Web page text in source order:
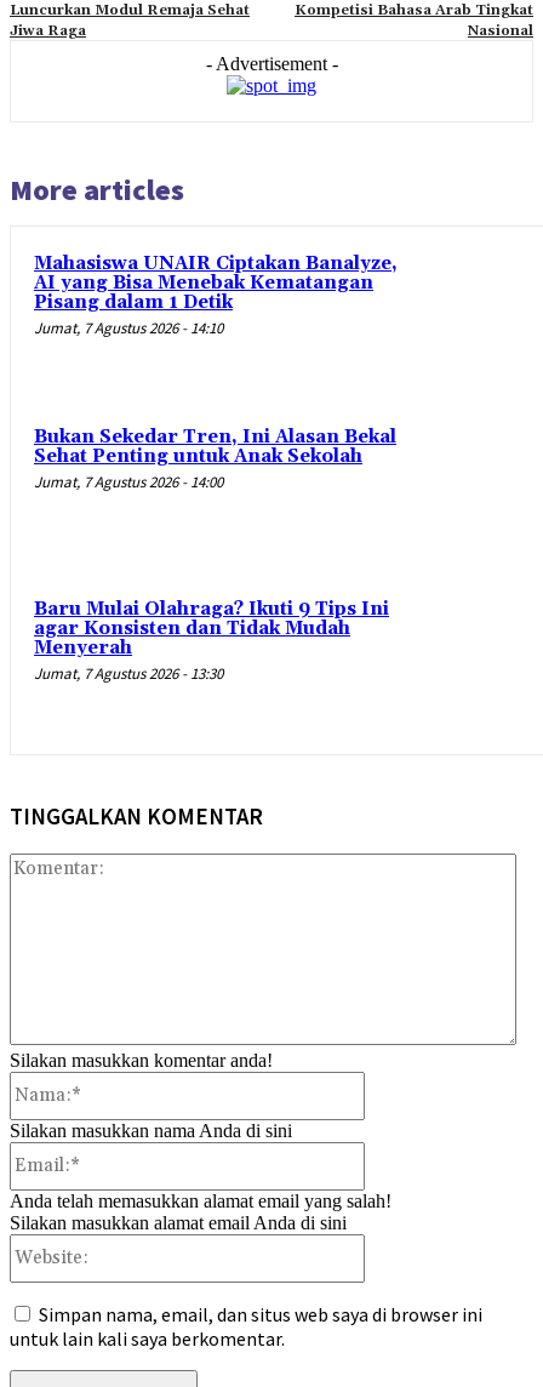
Luncurkan Modul Remaja Sehat
Jiwa Raga
Kompetisi Bahasa Arab Tingkat
Nasional
- Advertisement -
More articles
Mahasiswa UNAIR Ciptakan Banalyze,
AI yang Bisa Menebak Kematangan
Pisang dalam 1 Detik
Jumat, 7 Agustus 2026 - 14:10
Bukan Sekedar Tren, Ini Alasan Bekal
Sehat Penting untuk Anak Sekolah
Jumat, 7 Agustus 2026 - 14:00
Baru Mulai Olahraga? Ikuti 9 Tips Ini
agar Konsisten dan Tidak Mudah
Menyerah
Jumat, 7 Agustus 2026 - 13:30
TINGGALKAN KOMENTAR
Silakan masukkan komentar anda!
Silakan masukkan nama Anda di sini
Anda telah memasukkan alamat email yang salah!
Silakan masukkan alamat email Anda di sini
Simpan nama, email, dan situs web saya di browser ini
untuk lain kali saya berkomentar.